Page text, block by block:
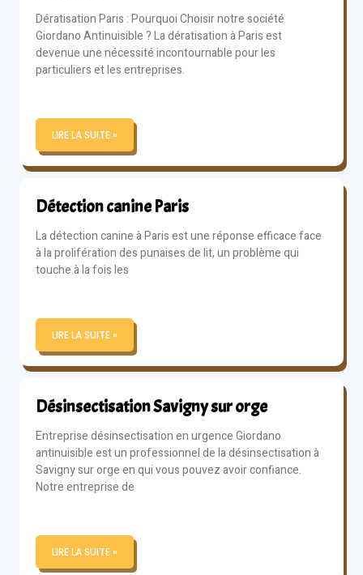
Dératisation Paris : Pourquoi Choisir notre société
Giordano Antinuisible ? La dératisation à Paris est
devenue une nécessité incontournable pour les
particuliers et les entreprises.
LIRE LA SUITE »
Détection canine Paris
La détection canine à Paris est une réponse efficace face
à la prolifération des punaises de lit, un problème qui
touche à la fois les
LIRE LA SUITE »
Désinsectisation Savigny sur orge
Entreprise désinsectisation en urgence Giordano
antinuisible est un professionnel de la désinsectisation à
Savigny sur orge en qui vous pouvez avoir confiance.
Notre entreprise de
LIRE LA SUITE »